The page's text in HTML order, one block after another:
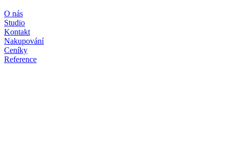
O nás
Studio
Kontakt
Nakupování
Ceníky
Reference